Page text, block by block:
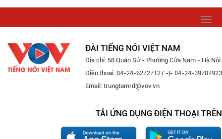
ĐÀI TIẾNG NÓI VIỆT NAM
Địa chỉ: 58 Quán Sứ - Phường Cửa Nam - Hà Nội
Điện thoại: 84-24-62727127 -|- 84-24-39781923
Email: trungtamrd@vov.vn
TẢI ỨNG DỤNG ĐIỆN THOẠI TRÊN